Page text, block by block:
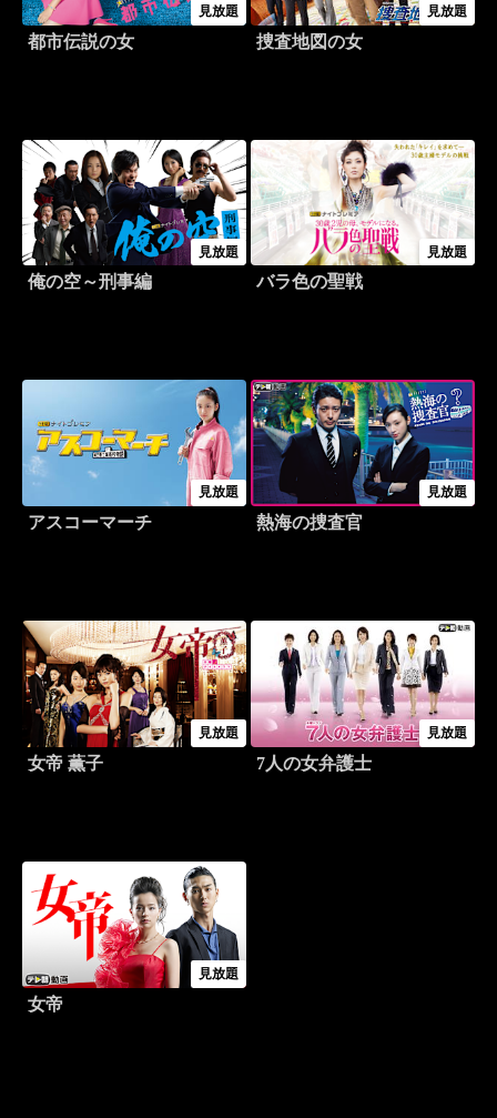
見放題
都市伝説の女
見放題
捜査地図の女
見放題
俺の空～刑事編
見放題
バラ色の聖戦
見放題
アスコーマーチ
見放題
熱海の捜査官
見放題
女帝 薫子
見放題
7人の女弁護士
見放題
女帝